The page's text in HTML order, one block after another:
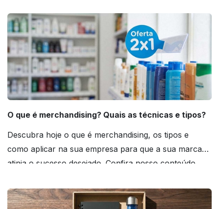
O que é merchandising? Quais as técnicas e tipos?
Descubra hoje o que é merchandising, os tipos e
como aplicar na sua empresa para que a sua marca
atinja o sucesso desejado. Confira nosso conteúdo